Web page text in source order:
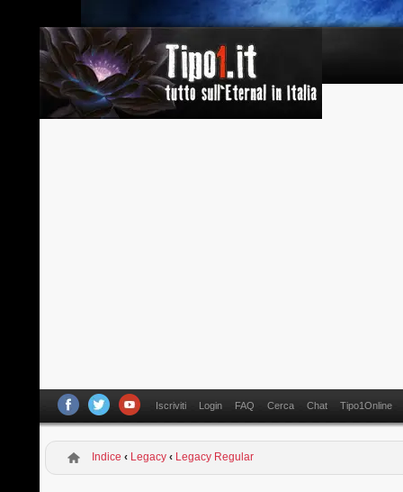
Iscriviti Login FAQ Cerca Chat Tipo1Online
Indice ‹ Legacy ‹ Legacy Regular